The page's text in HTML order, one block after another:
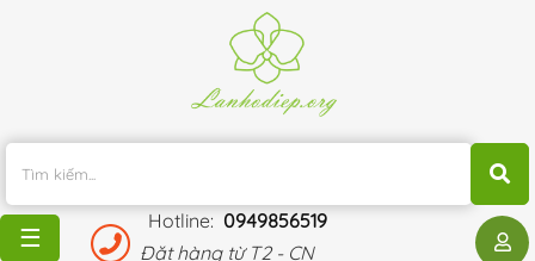
Hotline: 0949856519
Đặt hàng từ T2 - CN
MÃI
BLOG
☰